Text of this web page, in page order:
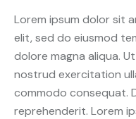
Lorem ipsum dolor sit
elit, sed do eiusmod
dolore magna aliqua.
nostrud exercitation
commodo consequat.
reprehenderit. Lorem